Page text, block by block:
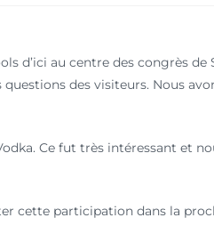
d’ici au centre des congrès
des visiteurs. Nous
Ce fut très intéressant et
cette participation dans la